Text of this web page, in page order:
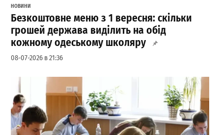
НОВИНИ
Безкоштовне меню з 1 вересня: скільки
грошей держава виділить на обід
кожному одеському школяру
08-07-2026 в 21:36